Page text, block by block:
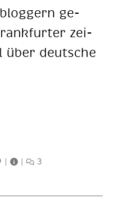
ge­
zei­
über deut­sche
| | 3